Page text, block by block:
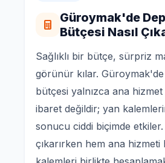
Güroymak'de
Bütçesi Nasıl
Sağlıklı bir bütçe, sürpriz
görünür kılar.
bütçesi yalnızca ana
ibaret değildir; yan
sonucu ciddi biçimde
çıkarırken hem ana hizmeti